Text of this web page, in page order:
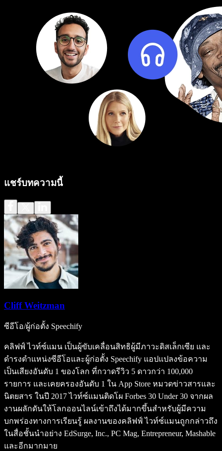
แชร์บทความนี้
Cliff Weitzman
ซีอีโอ/ผู้ก่อตั้ง Speechify
คลิฟฟ์ ไวท์ซ์แมน เป็นผู้ขับเคลื่อนสิทธิผู้มีภาวะดิสเล็กเซีย และ
ดำรงตำแหน่งซีอีโอและผู้ก่อตั้ง Speechify แอปแปลงข้อความ
เป็นเสียงอันดับ 1 ของโลก ที่กวาดรีวิว 5 ดาวกว่า 100,000
รายการ และเคยครองอันดับ 1 ใน App Store หมวดข่าวสารและ
นิตยสาร ในปี 2017 ไวท์ซ์แมนติดโผ Forbes 30 Under 30 จากผล
งานผลักดันให้โลกออนไลน์เข้าถึงได้มากขึ้นสำหรับผู้มีความ
บกพร่องทางการเรียนรู้ ผลงานของคลิฟฟ์ ไวท์ซ์แมนถูกกล่าวถึง
ในสื่อชั้นนำอย่าง EdSurge, Inc., PC Mag, Entrepreneur, Mashable
และอีกมากมาย